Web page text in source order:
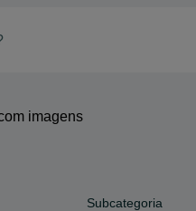
imagens
Subcategoria